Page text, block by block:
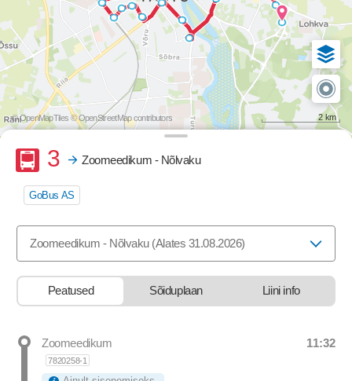
© OpenMapTiles © OpenStreetMap contributors 2 km
Buss
3 Zoomeedikum - Nõlvaku
GoBus AS
Zoomeedikum - Nõlvaku (Alates 31.08.2026)
Peatused Sõiduplaan Liini info
Zoomeedikum Departure
11:32
7820258-1